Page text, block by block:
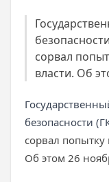
сорвал
власти. Об
безопасности
сорвал попытку
Об этом 26